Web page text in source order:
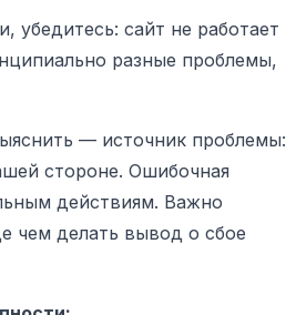
убедитесь: сайт не работает
разные проблемы,
— источник проблемы:
стороне. Ошибочная
действиям. Важно
чем делать вывод о сбое